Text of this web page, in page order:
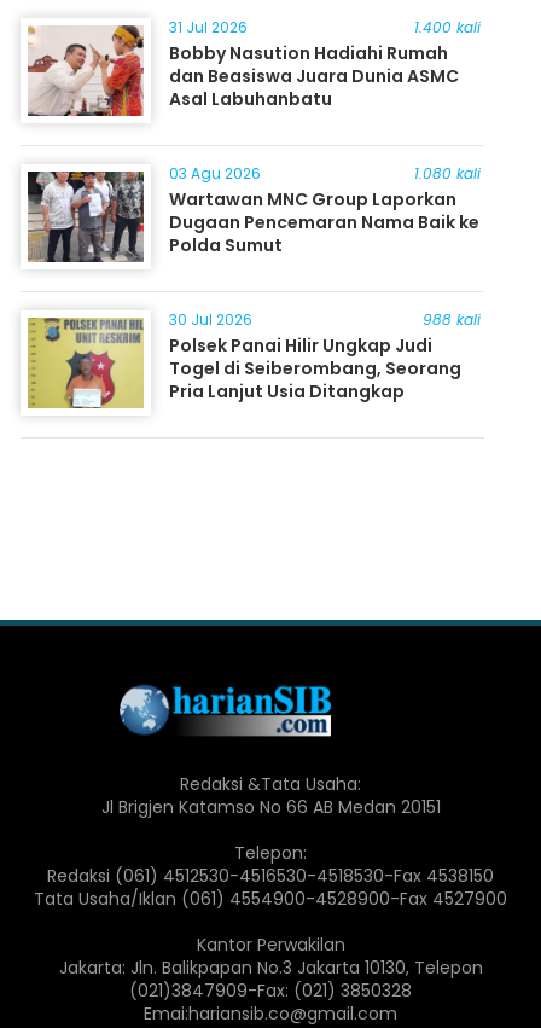
31 Jul 2026 1.400 kali
Bobby Nasution Hadiahi Rumah
dan Beasiswa Juara Dunia ASMC
Asal Labuhanbatu
03 Agu 2026 1.080 kali
Wartawan MNC Group Laporkan
Dugaan Pencemaran Nama Baik ke
Polda Sumut
30 Jul 2026 988 kali
Polsek Panai Hilir Ungkap Judi
Togel di Seiberombang, Seorang
Pria Lanjut Usia Ditangkap
Redaksi &Tata Usaha:
Jl Brigjen Katamso No 66 AB Medan 20151
Telepon:
Redaksi (061) 4512530-4516530-4518530-Fax 4538150
Tata Usaha/Iklan (061) 4554900-4528900-Fax 4527900
Kantor Perwakilan
Jakarta: Jln. Balikpapan No.3 Jakarta 10130, Telepon
(021)3847909-Fax: (021) 3850328
Emai:hariansib.co@gmail.com